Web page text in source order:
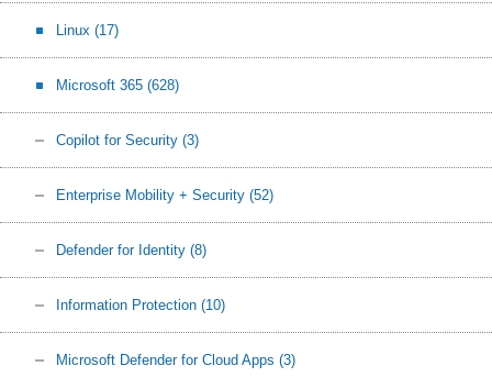
Linux (17)
Microsoft 365 (628)
Copilot for Security (3)
Enterprise Mobility + Security (52)
Defender for Identity (8)
Information Protection (10)
Microsoft Defender for Cloud Apps (3)